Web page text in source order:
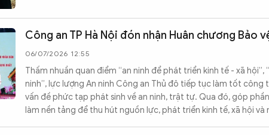
Công an TP Hà Nội đón nhận Huân chương Bảo
06/07/2026 12:55
Thấm nhuần quan điểm “an ninh để phát triển kinh tế - xã
ninh”, lực lượng An ninh Công an Thủ đô tiếp tục làm tốt
vấn đề phức tạp phát sinh về an ninh, trật tự. Qua đó, góp
làm nền tảng để thu hút nguồn lực, phát triển kinh tế, xã hội